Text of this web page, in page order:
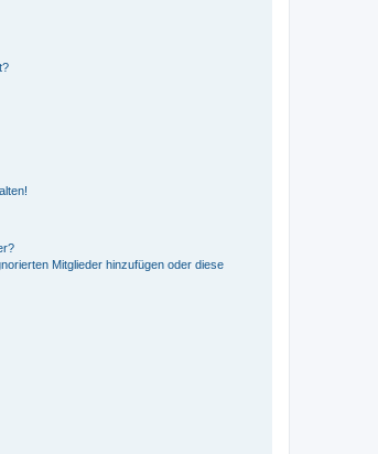
Mitglieder hinzufügen oder diese